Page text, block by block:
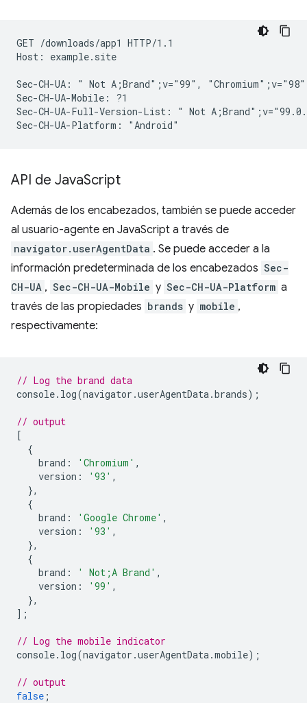
GET /downloads/app1 HTTP/1.1
Host: example.site
Sec-CH-UA: " Not A;Brand";v="99",
Sec-CH-UA-Mobile: ?1
Sec-CH-UA-Full-Version-List: " Not
API de JavaScript
Además de los encabezados, también se puede acceder
al usuario-agente en JavaScript a través de
navigator.userAgentData . Se puede acceder a la
información predeterminada de los encabezados Sec-
CH-UA , Sec-CH-UA-Mobile y Sec-CH-UA-Platform a
través de las propiedades brands y mobile ,
respectivamente:
// Log the brand data
console. log(navigator .userAgentData.brands);
// output
[
{
brand : 'Chromium' ,
version : '93' ,
},
{
brand : 'Google Chrome' ,
version : '93' ,
},
{
brand : ' Not;A Brand' ,
version : '99' ,
},
];
// Log the mobile indicator
console. log(navigator .userAgentData.mobile);
// output
false ;